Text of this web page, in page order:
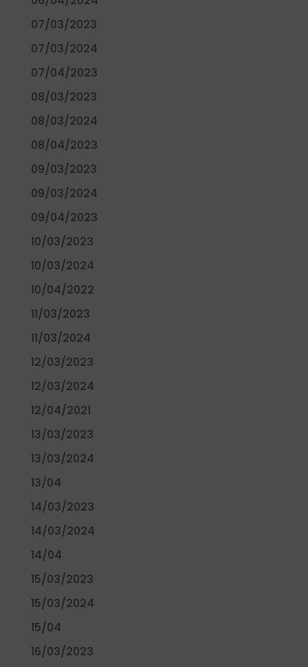
07/03/2023
07/03/2024
07/04/2023
08/03/2023
08/03/2024
08/04/2023
09/03/2023
09/03/2024
09/04/2023
10/03/2023
10/03/2024
10/04/2022
11/03/2023
11/03/2024
12/03/2023
12/03/2024
12/04/2021
13/03/2023
13/03/2024
13/04
14/03/2023
14/03/2024
14/04
15/03/2023
15/03/2024
15/04
16/03/2023